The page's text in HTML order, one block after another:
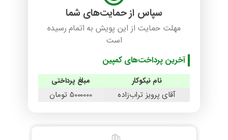
سپاس از حمایت‌های شما
مهلت حمایت از این پویش به اتمام رسیده
است
آخرین پرداخت‌های کمپین
نام نیکوکار مبلغ پرداختی
آقای پرویز تراب‌زاده 5000000 تومان